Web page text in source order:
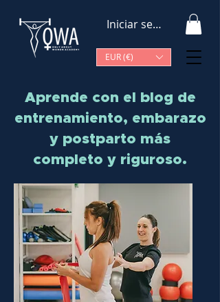
EUR (€)
Iniciar sesión
Aprende con el blog de
entrenamiento, embarazo
y postparto más
completo y riguroso.